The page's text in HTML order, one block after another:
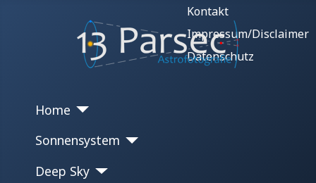
Kontakt
Impressum/Disclaimer
Datenschutz
Home
Sonnensystem
Deep Sky